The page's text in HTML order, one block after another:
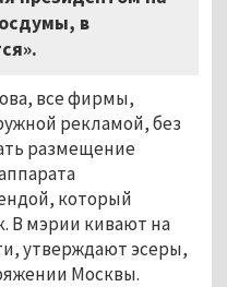
в
все фирмы,
рекламой, без
размещение
который
В мэрии кивают на
утверждают эсеры,
Москвы.